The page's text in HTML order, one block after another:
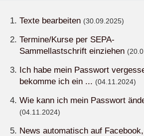
Texte bearbeiten (30.09.2025)
Termine/Kurse per SEPA-
Sammellastschrift einziehen
Ich habe mein Passwort
bekomme ich ein ... (04.11.2024)
Wie kann ich mein Passwort
(04.11.2024)
News automatisch auf Facebook,